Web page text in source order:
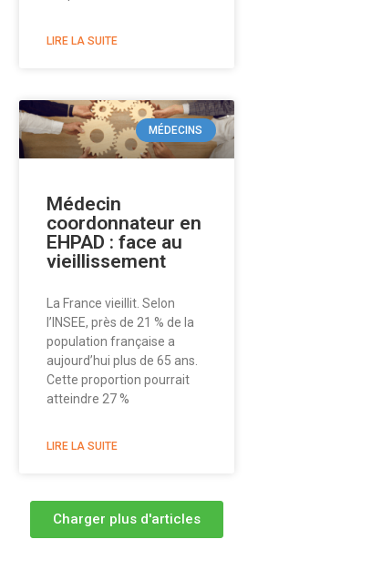
LIRE LA SUITE
MÉDECINS
Médecin
coordonnateur en
EHPAD : face au
vieillissement
La France vieillit. Selon
l’INSEE, près de 21 % de la
population française a
aujourd’hui plus de 65 ans.
Cette proportion pourrait
atteindre 27 %
LIRE LA SUITE
Charger plus d'articles